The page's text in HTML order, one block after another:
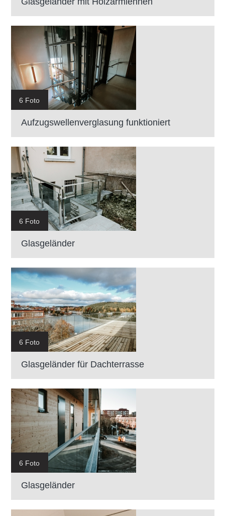
6 Foto
Aufzugswellenverglasung funktioniert
6 Foto
Glasgeländer
6 Foto
Glasgeländer für Dachterrasse
6 Foto
Glasgeländer